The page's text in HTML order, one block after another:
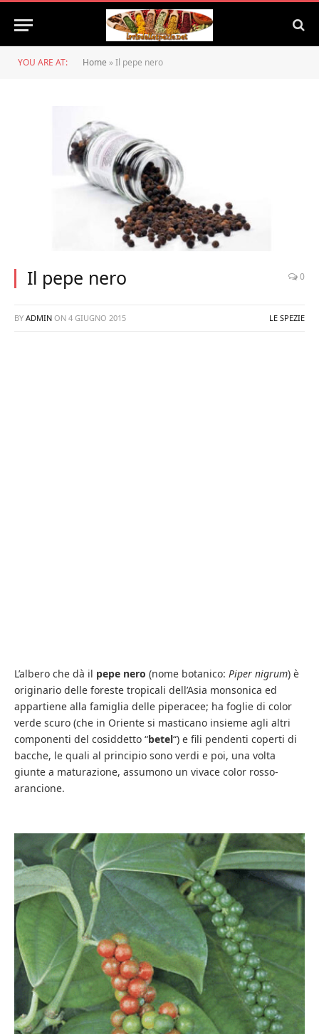
YOU ARE AT: Home »Il pepe nero
Il pepe nero 0
BY ADMIN ON 4 GIUGNO 2015 LE SPEZIE
L’albero che dà il pepe nero (nome botanico: Piper nigrum) è
originario delle foreste tropicali dell’Asia monsonica ed
appartiene alla famiglia delle piperacee; ha foglie di color
verde scuro (che in Oriente si masticano insieme agli altri
componenti del cosiddetto “betel“) e fili pendenti coperti di
bacche, le quali al principio sono verdi e poi, una volta
giunte a maturazione, assumono un vivace color rosso-
arancione.